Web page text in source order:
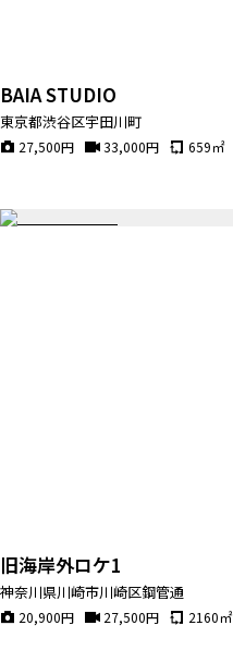
BAIA STUDIO
東京都渋谷区宇田川町
27,500円 33,000円 659㎡
旧海岸外ロケ1
神奈川県川崎市川崎区鋼管通
20,900円 27,500円 2160㎡